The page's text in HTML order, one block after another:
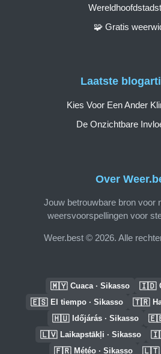
Over
Jouw betrouwbare bron voor
weersvoorspellingen voor
Weer.best © 2026. Alle
🧩 Gratis
Laatste
Kies Voor Een Ander
De Onzichtbare
🇲🇾 Cuaca · Sikasso 🇮🇩
🇪🇸 El tiempo · Sikasso 🇹🇷
🇭🇺 Időjárás · Sikasso
🇱🇻 Laikapstākļi · Sikasso
🇫🇷 Météo · Sikasso 🇱🇹